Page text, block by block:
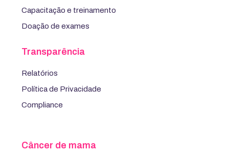
Capacitação e treinamento
Doação de exames
Transparência
Relatórios
Política de Privacidade
Compliance
Câncer de mama